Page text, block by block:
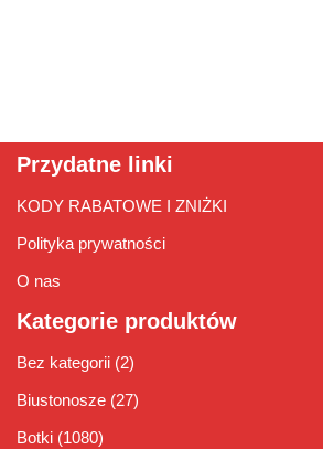
Przydatne linki
KODY RABATOWE I ZNIŻKI
Polityka prywatności
O nas
Kategorie produktów
Bez kategorii (2)
Biustonosze (27)
Botki (1080)